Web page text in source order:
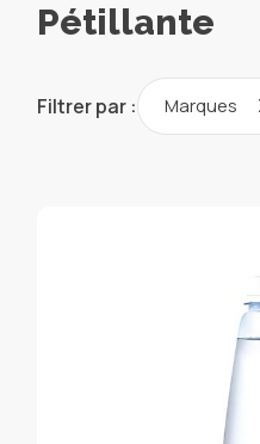
Pétillante
Filtrer par : Marques